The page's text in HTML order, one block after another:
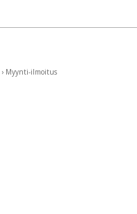
› Myynti-ilmoitus